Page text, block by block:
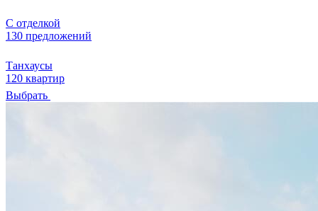
С отделкой
130 предложений
Танхаусы
120 квартир
Выбрать